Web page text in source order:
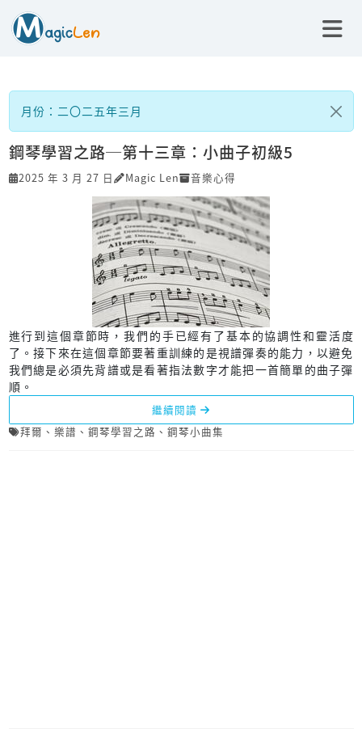
月份：二〇二五年三月
鋼琴學習之路─第十三章：小曲子初級5
2025 年 3 月 27 日 Magic Len 音樂心得
進行到這個章節時，我們的手已經有了基本的協調性和靈活度
了。接下來在這個章節要著重訓練的是視譜彈奏的能力，以避免
我們總是必須先背譜或是看著指法數字才能把一首簡單的曲子彈
順。
繼續閱讀
拜爾 、 樂譜 、 鋼琴學習之路 、 鋼琴小曲集